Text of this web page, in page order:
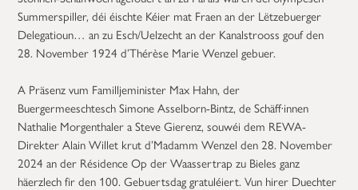
Summerspiller, déi éischte Kéier mat Fraen an der Lëtzebuerger
Delegatioun… an zu Esch/Uelzecht an der Kanalstrooss gouf den
28. November 1924 d’Thérèse Marie Wenzel gebuer.
A Präsenz vum Familljeminister Max Hahn, der
Buergermeeschtesch Simone Asselborn-Bintz, de Schäff·innen
Nathalie Morgenthaler a Steve Gierenz, souwéi dem REWA-
Direkter Alain Willet krut d’Madamm Wenzel den 28. November
2024 an der Résidence Op der Waassertrap zu Bieles ganz
häerzlech fir den 100. Gebuertsdag gratuléiert. Vun hirer Duechter